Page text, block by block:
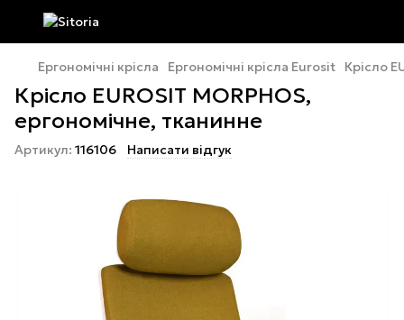
Ергономічні крісла Ергономічні крісла Eurosit Крісло
Крісло EUROSIT MORPHOS,
ергономічне, тканинне
Артикул: 116106 Написати відгук